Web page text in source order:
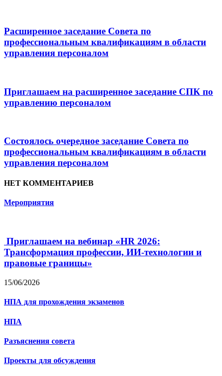
Расширенное заседание Совета по
профессиональным квалификациям в области
управления персоналом
Приглашаем на расширенное заседание СПК по
управлению персоналом
Состоялось очередное заседание Совета по
профессиональным квалификациям в области
управления персоналом
НЕТ КОММЕНТАРИЕВ
Мероприятия
Приглашаем на вебинар «HR 2026:
Трансформация профессии, ИИ-технологии и
правовые границы»
15/06/2026
НПА для прохождения экзаменов
НПА
Разъяснения совета
Проекты для обсуждения